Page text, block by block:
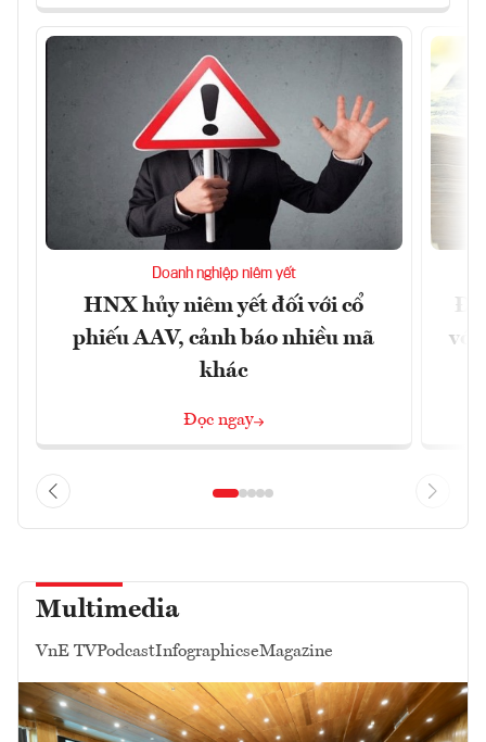
Doanh nghiệp niêm yết
HNX hủy niêm yết đối với cổ
phiếu AAV, cảnh báo nhiều mã
khác
Đọc ngay
Đề
với
Multimedia
VnE TVPodcastInfographicseMagazine